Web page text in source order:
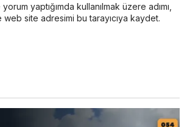
yaptığımda kullanılmak üzere adımı,
site adresimi bu tarayıcıya kaydet.